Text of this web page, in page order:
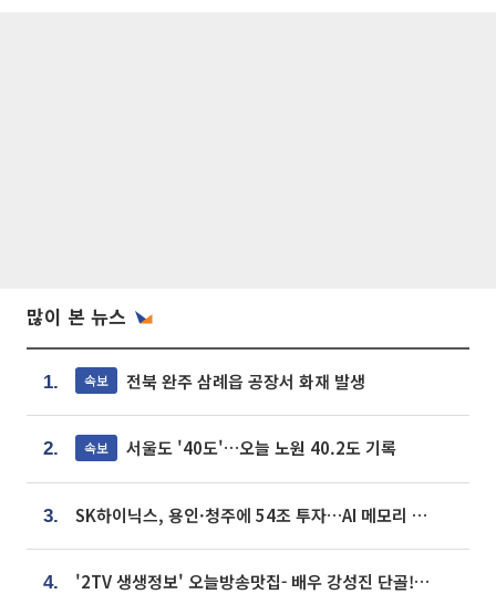
많이 본 뉴스
1. 속보 전북 완주 삼례읍 공장서 화재 발생
2. 속보 서울도 '40도'…오늘 노원 40.2도 기록
3. SK하이닉스, 용인·청주에 54조 투자…AI 메모리 생산기지 키운다
4. '2TV 생생정보' 오늘방송맛집- 배우 강성진 단골! 쌀국수ㆍ푸팟퐁 커리 맛집 '블○○○'